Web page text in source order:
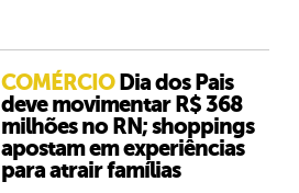
COMÉRCIO Dia dos Pais
deve movimentar R$ 368
milhões no RN; shoppings
apostam em experiências
para atrair famílias